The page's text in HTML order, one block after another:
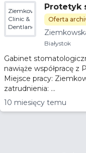
Ziemkowska
Clinic &
Dentlandia
Protetyk
Oferta
Białystok
Gabinet
nawiąże współpracę
Miejsce pracy:
zatrudnienia: ...
10 miesięcy temu